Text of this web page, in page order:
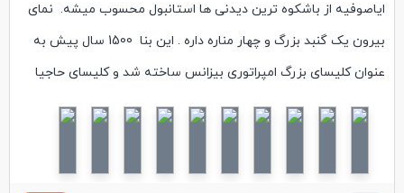
ایاصوفیه از باشکوه ترین دیدنی ها استانبول محسوب میشه. نمای
بیرون یک گنبد بزرگ و چهار مناره داره . این بنا 1500 سال پیش به
عنوان کلیسای بزرگ امپراتوری بیزانس ساخته شد و کلیسای حاجیا
صوفیا نامگذاری شد ، اما 900سال بعد، با فتح استانبول توسط